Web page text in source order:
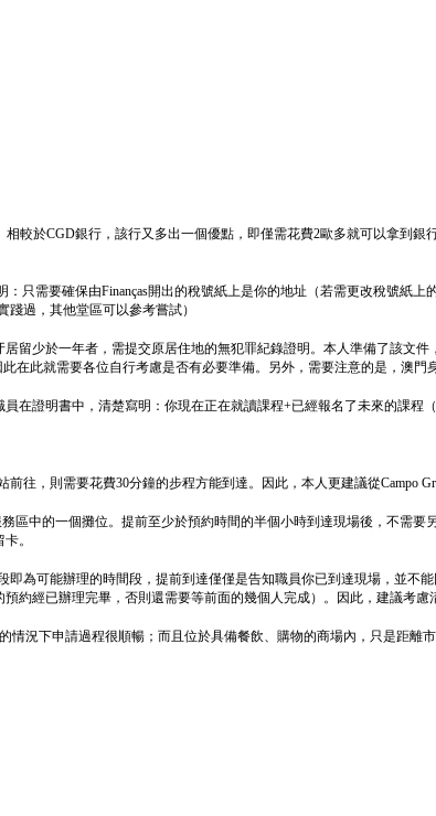
較於CGD銀行，該行又多出一個優點，即僅需花費2歐多就可以拿到
只需要確保由Finanças開出的稅號紙上是你的地址（若需更改稅號紙
踐過，其他堂區可以參考嘗試）
留少於一年者，需提交原居住地的無犯罪紀錄證明。本人準備了該文
在此就需要各位自行考慮是否有必要準備。另外，需要注意的是，澳門
證明書中，清楚寫明：你現在正在就讀課程+已經報名了未來的課程
前往，則需要花費30分鐘的步程方能到達。因此，本人更建議從Campo
區中的一個攤位。提前至少於預約時間的半個小時到達現場後，不需
。
為可能辦理的時間段，提前到達僅僅是告知職員你已到達現場，並不
約經已辦理完畢，否則還需要等前面的幾個人完成）。因此，建議考慮
況下申請過程很順暢；而且位於具備餐飲、購物的商場內，只是距離